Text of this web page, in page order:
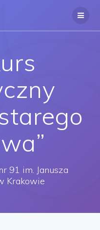
91 im. Janusza
Krakowie